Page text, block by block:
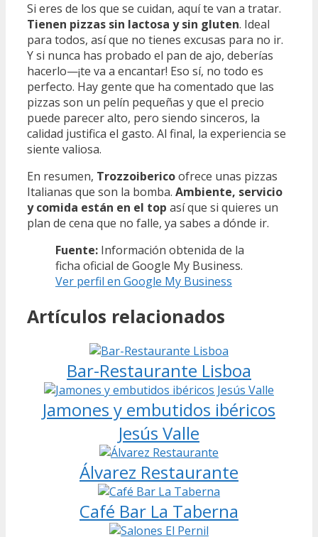
Si eres de los que se cuidan, aquí te van a tratar.
Tienen pizzas sin lactosa y sin gluten. Ideal
para todos, así que no tienes excusas para no ir.
Y si nunca has probado el pan de ajo, deberías
hacerlo—¡te va a encantar! Eso sí, no todo es
perfecto. Hay gente que ha comentado que las
pizzas son un pelín pequeñas y que el precio
puede parecer alto, pero siendo sinceros, la
calidad justifica el gasto. Al final, la experiencia se
siente valiosa.
En resumen, Trozzoibericoofrece unas pizzas
Italianas que son la bomba. Ambiente, servicio
y comida están en el top así que si quieres un
plan de cena que no falle, ya sabes a dónde ir.
Fuente: Información obtenida de la
ficha oficial de Google My Business.
Ver perfil en Google My Business
Artículos relacionados
Bar-Restaurante Lisboa
Jamones y embutidos ibéricos
Jesús Valle
Álvarez Restaurante
Café Bar La Taberna